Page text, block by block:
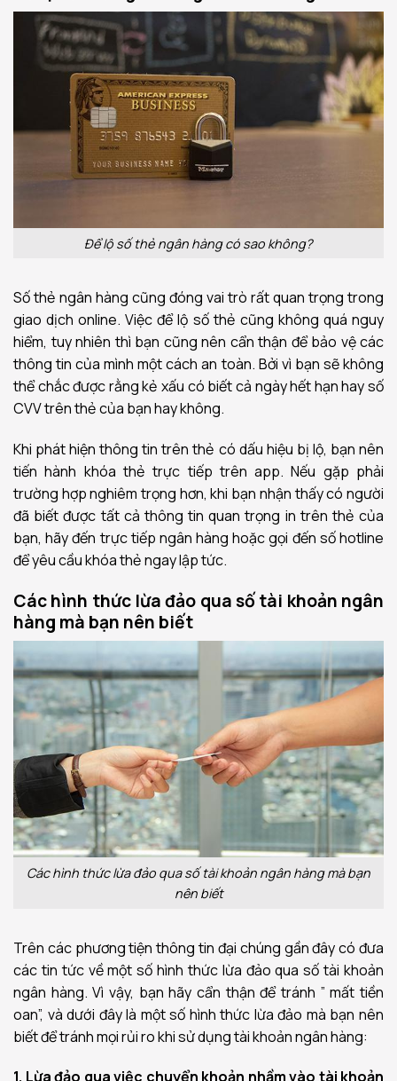
Để lộ số thẻ ngân hàng có sao không?
Số thẻ ngân hàng cũng đóng vai trò rất quan trọng trong
giao dịch online. Việc để lộ số thẻ cũng không quá nguy
hiểm, tuy nhiên thì bạn cũng nên cẩn thận để bảo vệ các
thông tin của mình một cách an toàn. Bởi vì bạn sẽ không
thể chắc được rằng kẻ xấu có biết cả ngày hết hạn hay số
CVV trên thẻ của bạn hay không.
Khi phát hiện thông tin trên thẻ có dấu hiệu bị lộ, bạn nên
tiến hành khóa thẻ trực tiếp trên app. Nếu gặp phải
trường hợp nghiêm trọng hơn, khi bạn nhận thấy có người
đã biết được tất cả thông tin quan trọng in trên thẻ của
bạn, hãy đến trực tiếp ngân hàng hoặc gọi đến số hotline
để yêu cầu khóa thẻ ngay lập tức.
Các hình thức lừa đảo qua số tài khoản ngân
hàng mà bạn nên biết
Các hình thức lừa đảo qua số tài khoản ngân hàng mà bạn
nên biết
Trên các phương tiện thông tin đại chúng gần đây có đưa
các tin tức về một số hình thức lừa đảo qua số tài khoản
ngân hàng. Vì vậy, bạn hãy cẩn thận để tránh ” mất tiền
oan”, và dưới đây là một số hình thức lừa đảo mà bạn nên
biết để tránh mọi rủi ro khi sử dụng tài khoản ngân hàng:
1. Lừa đảo qua việc chuyển khoản nhầm vào tài khoản